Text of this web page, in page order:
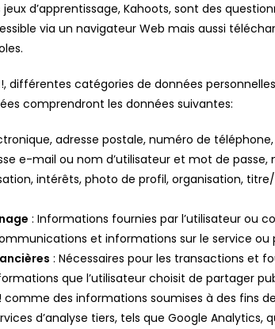
d’apprentissage, Kahoots, sont des
via un navigateur Web mais aussi
différentes catégories de données
comprendront les données suivantes:
adresse postale, numéro de
e-mail ou nom d’utilisateur et mot de
intérêts, photo de profil, organisation,
: Informations fournies par l’utilisateur ou
et informations sur le service ou
: Nécessaires pour les transactions et
que l’utilisateur choisit de partager
des informations soumises à des fins
d’analyse tiers, tels que Google